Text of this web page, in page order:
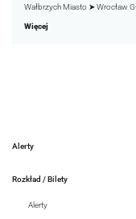
Wałbrzych Miasto ➤ Wrocław
Więcej
Alerty
Rozkład / Bilety
Alerty